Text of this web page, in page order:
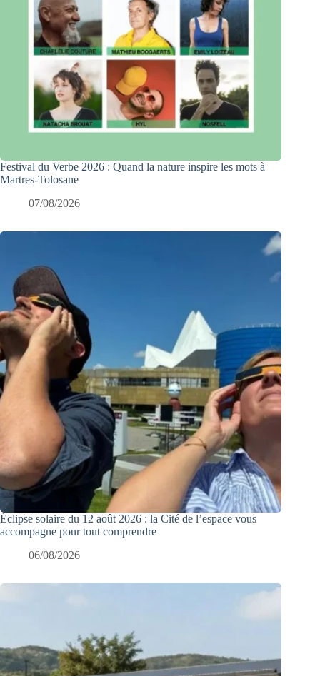
Festival du Verbe 2026 : Quand la nature inspire les mots à
Martres-Tolosane
07/08/2026
Éclipse solaire du 12 août 2026 : la Cité de l’espace vous
accompagne pour tout comprendre
06/08/2026